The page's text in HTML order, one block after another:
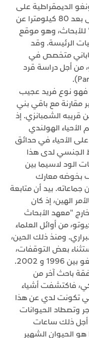
الديمقراطية على
امتداد الضفة الشمالية لنهر "ليو" وعلى بعد 80 كيلومترا عن
للأبحاث، وهو موقع
الرئيسة. وقد
في عام 1974 عالم ياباني متخصص في
من أجل دراسة قرد
فهو نوع فريد عجيب
مقارنة مع باقي بني
الشمبانزي. إذ
الأحياء الهولندي
الأحياء في حدائق
الجنسي لدى هذا
الود لاسيما بين
بخوضه معارك
بيد أن متابعة
الهين، إذ كان
"معهد الأبحاث
من أوائل العلماء
ومنذ ذلك الحين،
بعض التوقفات،
و 2002.
باحث آخر من
فاكتشفت أشياء
تكونت لدي عن هذا
وتصطاد الحيوانات
ذلك ساعات
الحيوان الشهير